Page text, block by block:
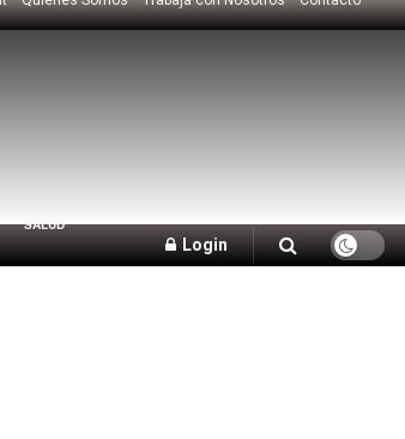
SALUD
Login